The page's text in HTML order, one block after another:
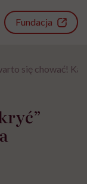
Fundacja
się chować!